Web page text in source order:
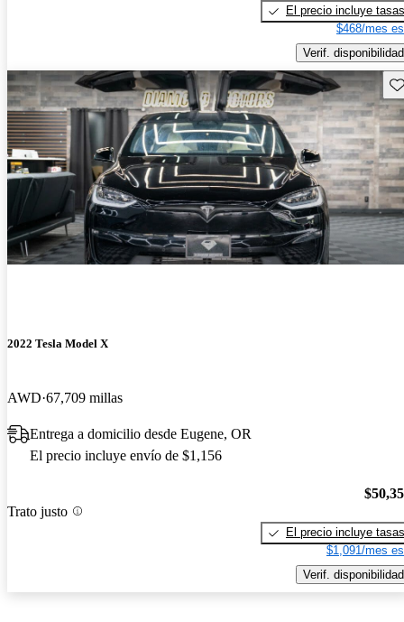
El precio incluye tasas
$468/mes
Verif. disponibilidad
2022 Tesla Model X
AWD 67,709 millas
Entrega a domicilio desde Eugene, OR
El precio incluye envío de $1,156
Trato justo
El precio incluye tasas
$1,091/mes
Verif. disponibilidad